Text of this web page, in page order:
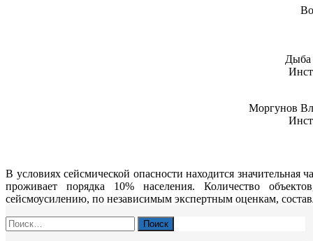
Дыба
Моргунов
В условиях сейсмической опасности находится значительная
проживает порядка 10% населения. Количество
сейсмоусилению, по независимым экспертным оценкам,
Найти: